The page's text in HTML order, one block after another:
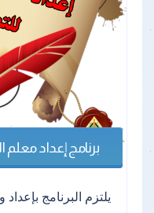
برنامج إعداد معلم
يلتزم البرنامج